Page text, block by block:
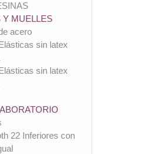
Y MUELLES
acero
sin latex
sin latex
22 Inferiores con